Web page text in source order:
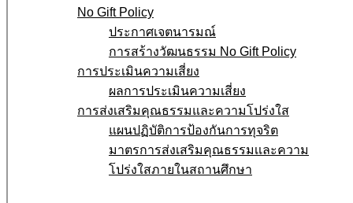
No Gift Policy
ประกาศเจตนารมณ์
การสร้างวัฒนธรรม No Gift Policy
การประเมินความเสี่ยง
ผลการประเมินความเสี่ยง
การส่งเสริมคุณธรรมและความโปร่งใส
แผนปฏิบัติการป้องกันการทุจริต
มาตรการส่งเสริมคุณธรรมเเละความ
โปร่งใสภายในสถานศึกษา